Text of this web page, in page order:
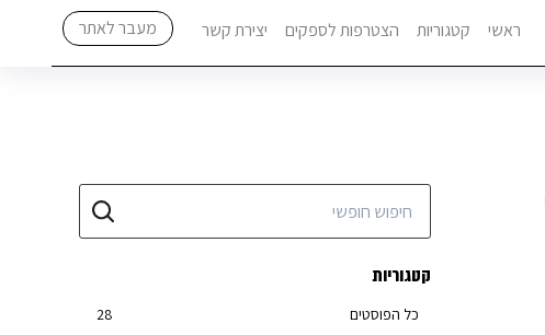
ראשי קטגוריות הצטרפות לספקים יצירת קשר מעבר לאתר
קטגוריות
כל הפוסטים
28